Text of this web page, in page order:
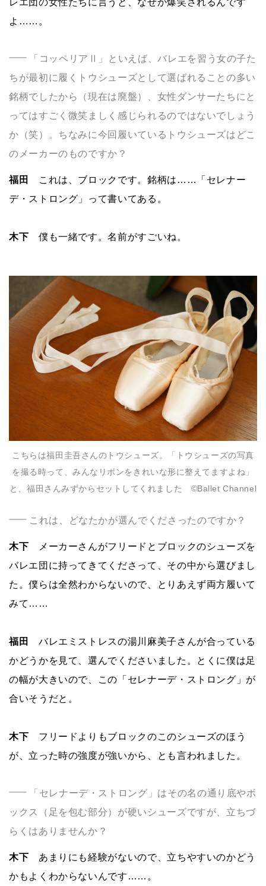
よ……。
「コッペリアⅡ」といえば、バレエを習う女の子た
ちが最初に履くトウシューズとして選ばれることの多い
銘柄でしたから（現在は廃盤）、女性ダンサーたちにと
ってはすごく微笑ましく感じられるのではないでしょう
か（笑）。ちなみに今回履いているトウシューズはどこ
のメーカーのものですか？
福田
これは、ブロックです。銘柄は……「セレナー
デ・ストロング」って書いてある。
木下 僕も一緒です。名前がすごいね。
こちらは福田圭吾さんのトウシューズ。「トウシューズの写真
を撮る時って、みんなリボンをきれいな形に整えてますよね」
と、福田さんみずからセットしてくれました ©️Ballet Channel
これは、どなたかが選んでくださったのですか？
木下 メーカーさんがフリードとブロックのシューズを
バレエ団に持ってきてくださって、その中から選びまし
た。僕らは全然わからないので、とりあえず両方履いて
みて……
福田
バレエミストレスの湯川麻美子さんが合っている
かどうかを見て、選んでくださいました。とくに僕は足
の幅が大きいので、この「セレナーデ・ストロング」が
合いそうだと。
木下 フリードよりもブロックのこのシューズのほう
が、立った時の強度が強いから、とも言われました。
「セレナーデ・ストロング」はその名の通り底やボ
ックス（足を包む部分）が硬いシューズですが、立ちづ
らくはありませんか？
木下 あまりにも経験がないので、立ちやすいのかどう
かもよくわからないんです……。